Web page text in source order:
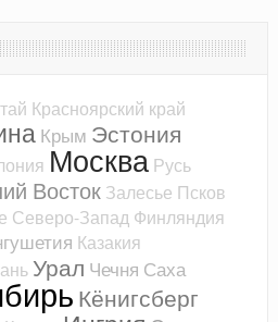
Красноярский край
Крым Эстония
Москва Русь
Восток Залесье Псков
Северо-Запад Финляндия
Казакия
Урал Чечня Саха
Кёнигсберг